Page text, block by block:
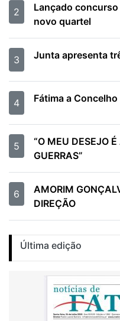
2
Lançado
novo quartel
3 Junta apresenta
4 Fátima a
5
“O MEU DESEJO
GUERRAS”
6
AMORIM
DIREÇÃO
Última edição